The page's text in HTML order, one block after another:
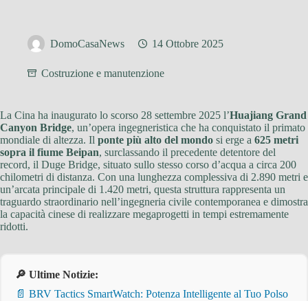
DomoCasaNews 14 Ottobre 2025
Costruzione e manutenzione
La Cina ha inaugurato lo scorso 28 settembre 2025 l’Huajiang Grand
Canyon Bridge, un’opera ingegneristica che ha conquistato il primato
mondiale di altezza. Il ponte più alto del mondo si erge a 625 metri
sopra il fiume Beipan, surclassando il precedente detentore del
record, il Duge Bridge, situato sullo stesso corso d’acqua a circa 200
chilometri di distanza. Con una lunghezza complessiva di 2.890 metri e
un’arcata principale di 1.420 metri, questa struttura rappresenta un
traguardo straordinario nell’ingegneria civile contemporanea e dimostra
la capacità cinese di realizzare megaprogetti in tempi estremamente
ridotti.
🔎 Ultime Notizie:
📄 BRV Tactics SmartWatch: Potenza Intelligente al Tuo Polso